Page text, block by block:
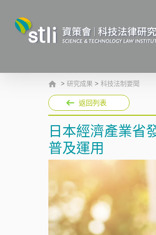
> 研究成果 > 科技法制要聞
返回列表
日本經濟產業省
普及運用